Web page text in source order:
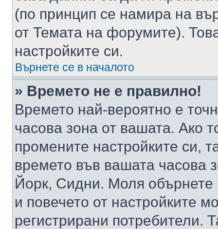
(по принцип се намира на
от Темата на форумите).
настройките си.
Върнете се в началото
» Времето не е правилно!
Времето най-вероятно е
часова зона от вашата. Ако
промените настройките си,
времето във вашата
Йорк, Сидни. Моля обърнете
и повечето от настройките
регистрирани потребители.